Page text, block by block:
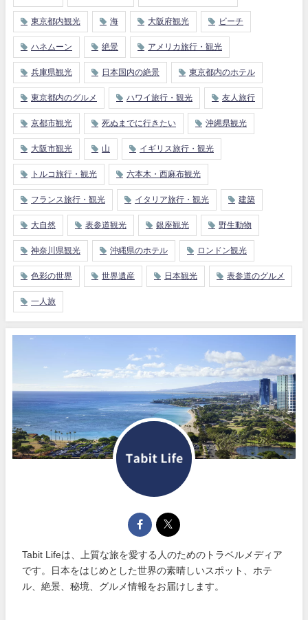
東京都内観光 海 大阪府観光 ビーチ
ハネムーン 絶景 アメリカ旅行・観光
兵庫県観光 日本国内の絶景 東京都内のホテル
東京都内のグルメ ハワイ旅行・観光 友人旅行
京都市観光 死ぬまでに行きたい 沖縄県観光
大阪市観光 山 イギリス旅行・観光
トルコ旅行・観光 六本木・西麻布観光
フランス旅行・観光 イタリア旅行・観光 建築
大自然 表参道観光 銀座観光 野生動物
神奈川県観光 沖縄県のホテル ロンドン観光
色彩の世界 世界遺産 日本観光 表参道のグルメ
一人旅
Tabit Lifeは、上質な旅を愛する人のためのトラベルメディア
です。日本をはじめとした世界の素晴しいスポット、ホテ
ル、絶景、秘境、グルメ情報をお届けします。